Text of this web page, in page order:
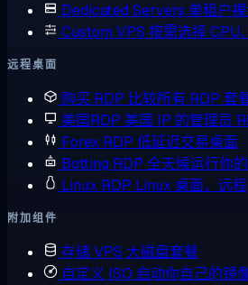
Dedicated Servers 单租户
Custom VPS 按需选择 CPU
远程桌面
购买 RDP 比较所有 RDP 套
美国RDP 美国 IP 的管理员
Forex RDP 低延迟交易桌面
Botting RDP 全天候运行你
Linux RDP Linux 桌面，远程
附加组件
存储 VPS 大磁盘套餐
自定义 ISO 启动你自己的镜